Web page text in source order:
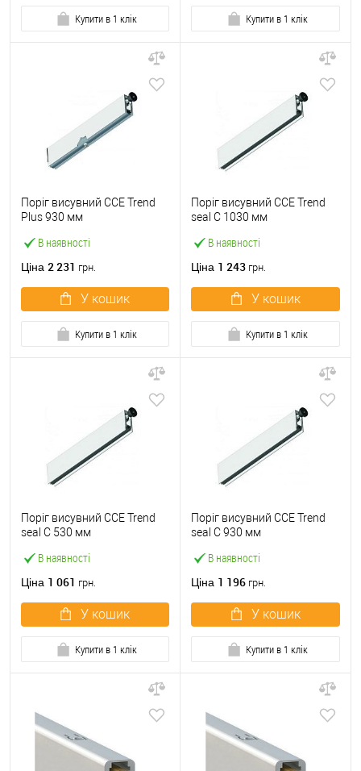
Купити в 1 клік Купити в 1 клік
В наявності
Поріг висувний CCE Trend
Plus 930 мм
Ціна 2 231 грн.
У кошик
Купити в 1 клік
В наявності
Поріг висувний CCE Trend
seal С 1030 мм
Ціна 1 243 грн.
У кошик
Купити в 1 клік
В наявності
Поріг висувний CCE Trend
seal С 530 мм
Ціна 1 061 грн.
У кошик
Купити в 1 клік
В наявності
Поріг висувний CCE Trend
seal С 930 мм
Ціна 1 196 грн.
У кошик
Купити в 1 клік